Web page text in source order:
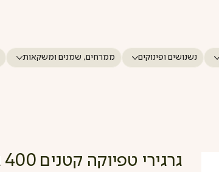
נשנושים ופינוקים ממרחים, שמנים ומשקאות
גרגירי טפיוקה קטנים 400 גרם